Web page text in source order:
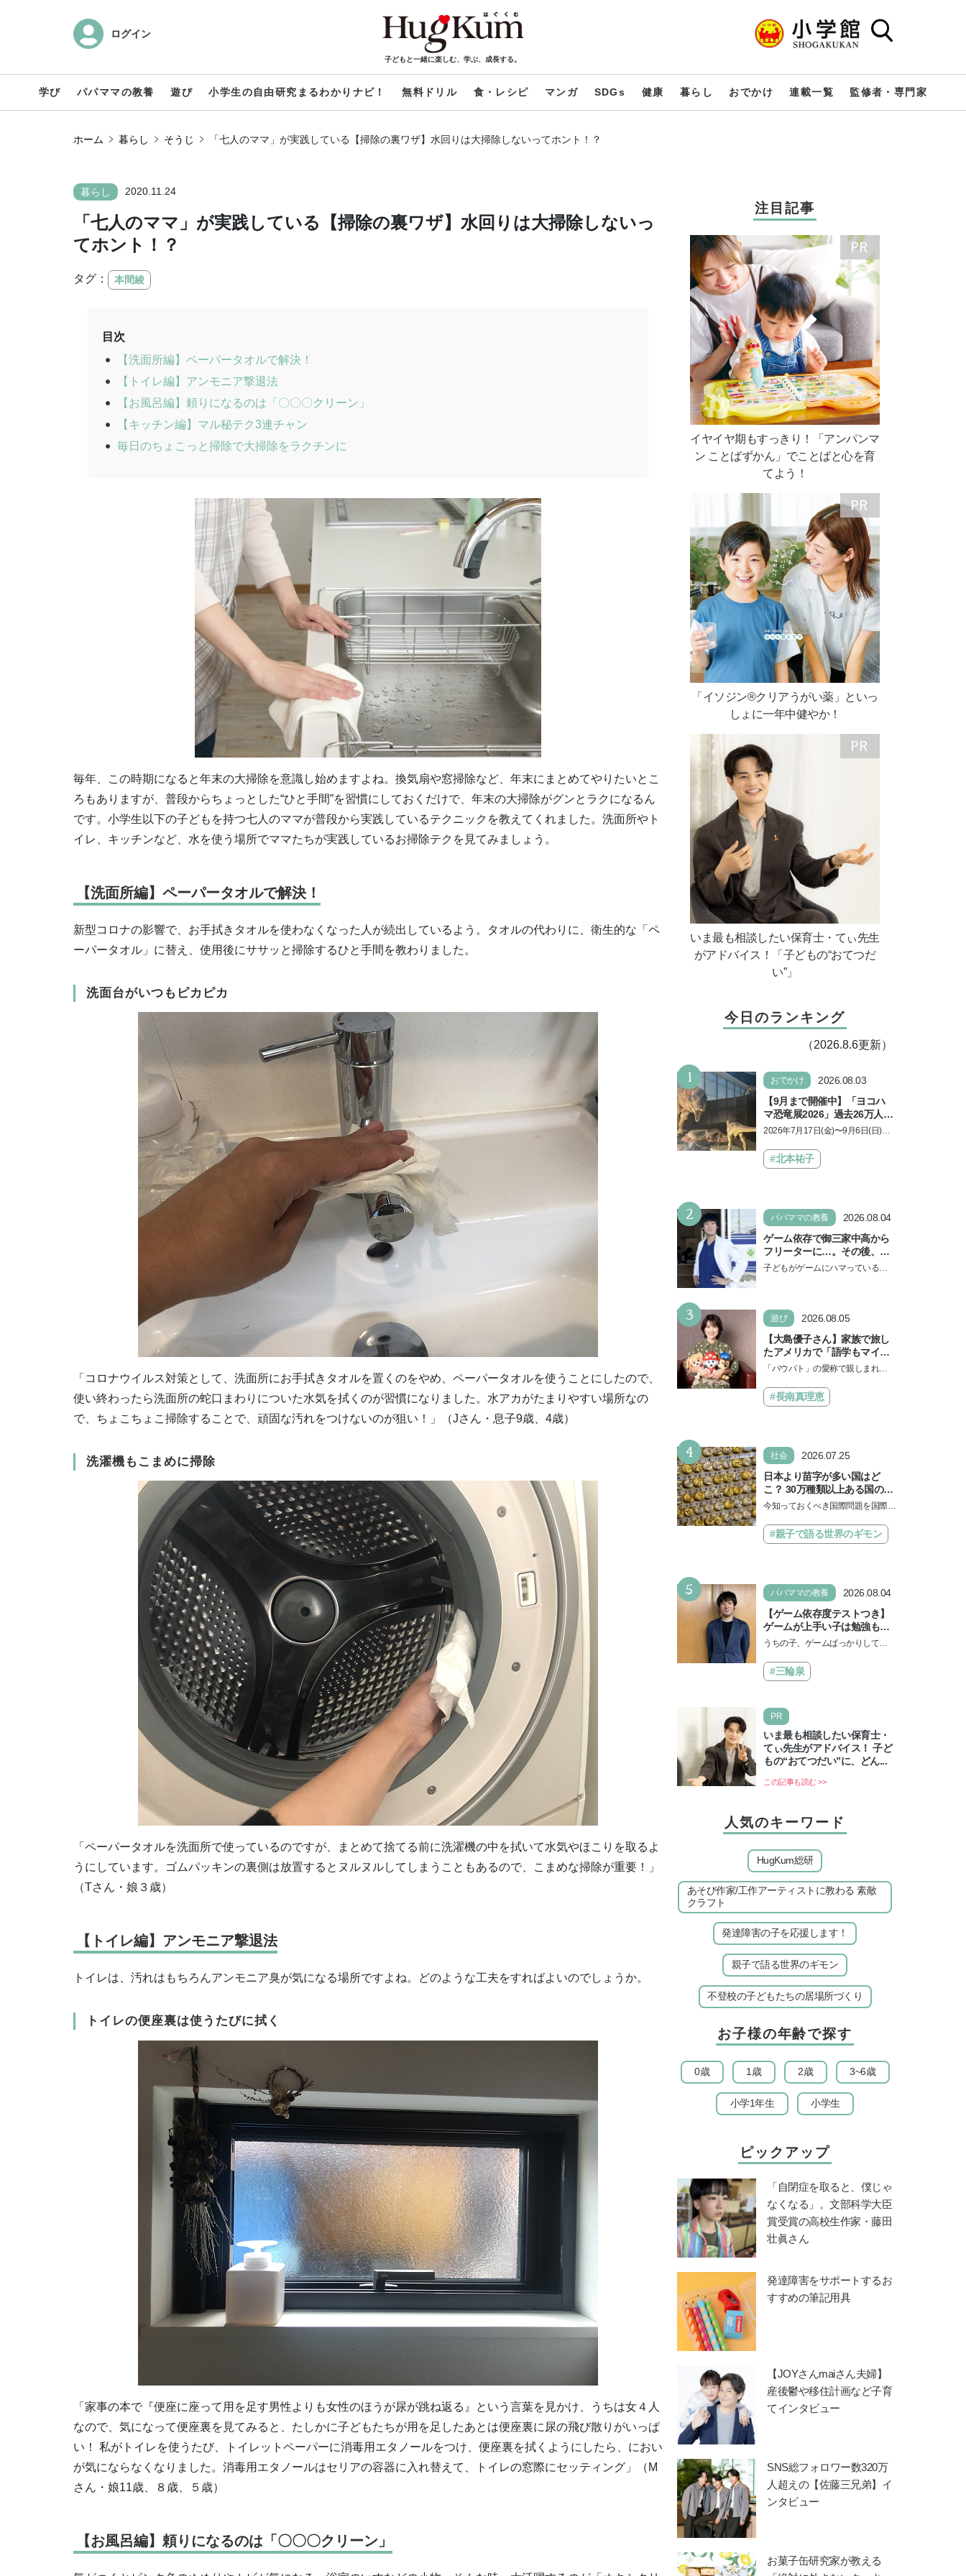
ログイン
子どもと一緒に楽しむ、学ぶ、成長する。
学び パパママの教養 遊び 小学生の自由研究まるわかりナビ！ 無料ドリル 食・レシピ マンガ SDGs 健康 暮らし おでかけ 連載一覧 監修者・専門家
ホーム 暮らし そうじ 「七人のママ」が実践している【掃除の裏ワザ】水回りは大掃除しないってホント！？
暮らし 2020.11.24
「七人のママ」が実践している【掃除の裏ワザ】水回りは大掃除しないっ
てホント！？
タグ： 本間綾
目次
【洗面所編】ペーパータオルで解決！
【トイレ編】アンモニア撃退法
【お風呂編】頼りになるのは「〇〇〇クリーン」
【キッチン編】マル秘テク3連チャン
毎日のちょこっと掃除で大掃除をラクチンに
毎年、この時期になると年末の大掃除を意識し始めますよね。換気扇や窓掃除など、年末にまとめてやりたいとこ
ろもありますが、普段からちょっとした“ひと手間”を習慣にしておくだけで、年末の大掃除がグンとラクになるん
です。小学生以下の子どもを持つ七人のママが普段から実践しているテクニックを教えてくれました。洗面所やト
イレ、キッチンなど、水を使う場所でママたちが実践しているお掃除テクを見てみましょう。
【洗面所編】ペーパータオルで解決！
新型コロナの影響で、お手拭きタオルを使わなくなった人が続出しているよう。タオルの代わりに、衛生的な「ペ
ーパータオル」に替え、使用後にササッと掃除するひと手間を教わりました。
洗面台がいつもピカピカ
「コロナウイルス対策として、洗面所にお手拭きタオルを置くのをやめ、ペーパータオルを使うことにしたので、
使い終わったら洗面所の蛇口まわりについた水気を拭くのが習慣になりました。水アカがたまりやすい場所なの
で、ちょこちょこ掃除することで、頑固な汚れをつけないのが狙い！」（Jさん・息子9歳、4歳）
洗濯機もこまめに掃除
「ペーパータオルを洗面所で使っているのですが、まとめて捨てる前に洗濯機の中を拭いて水気やほこりを取るよ
うにしています。ゴムパッキンの裏側は放置するとヌルヌルしてしまうこともあるので、こまめな掃除が重要！」
（Tさん・娘３歳）
【トイレ編】アンモニア撃退法
トイレは、汚れはもちろんアンモニア臭が気になる場所ですよね。どのような工夫をすればよいのでしょうか。
トイレの便座裏は使うたびに拭く
「家事の本で『便座に座って用を足す男性よりも女性のほうが尿が跳ね返る』という言葉を見かけ、うちは女４人
なので、気になって便座裏を見てみると、たしかに子どもたちが用を足したあとは便座裏に尿の飛び散りがいっぱ
い！ 私がトイレを使うたび、トイレットペーパーに消毒用エタノールをつけ、便座裏を拭くようにしたら、におい
が気にならなくなりました。消毒用エタノールはセリアの容器に入れ替えて、トイレの窓際にセッティング」（M
さん・娘11歳、８歳、５歳）
【お風呂編】頼りになるのは「〇〇〇クリーン」
注目記事
イヤイヤ期もすっきり！「アンパンマ
ン ことばずかん」でことばと心を育
てよう！
「イソジン®クリアうがい薬」といっ
しょに一年中健やか！
いま最も相談したい保育士・てぃ先生
がアドバイス！「子どもの“おてつだ
い”」
今日のランキング
（2026.8.6更新）
1 おでかけ
2026.08.03
【9月まで開催中】「ヨコハ
マ恐竜展2026」過去26万人を
動員した恐竜展が9年ぶりに
しむポイントを完全ガイド
2026年7月17日(金)〜9月6日(日)、
「ヨコハマ恐竜展2026〜恐竜の食
卓大図鑑〜」が開催…
#北本祐子
2 パパママの教養
2026.08.04
ゲーム依存で御三家中高から
フリーターに…。その後、医
学部へ逆転合格した現役医師
子どもがゲームにハマっている
3 遊び
2026.08.05
【大島優子さん】家族で旅し
たアメリカで「語学もマイン
ドも！ 子どもの成長はすごか
『パウ・パトロール ザ・ダイ
ノ・ムービー』ではあきらめ
「パウパト」の愛称で親しまれる
の劇場版シリーズ第3弾、映画『パ
ウ・パトロール ザ…
#長南真理恵
4 社会
2026.07.25
日本より苗字が多い国はど
こ？ 30万種類以上ある国の理
由とは【親子で語る国際問
今知っておくべき国際問題を国際政
る「親子で語る国際問題」。今回
は、苗字の種類…
#親子で語る世界のギモン
5 パパママの教養
2026.08.04
【ゲーム依存度テストつき】
ゲームが上手い子は勉強もで
きる？御三家中高卒でゲーマ
えるゲームしながら受験で勝
つためのメソッド
うちの子、ゲームばっかりしてい
言し、子どもとトラブルになる家
庭は多いもの。でも…
#三輪泉
PR
いま最も相談したい保育士・
てぃ先生がアドバイス！ 子ど
もの“おてつだい”に、どん...
この記事も読む >>
人気のキーワード
HugKum総研
あそび作家/工作アーティストに教わる 素敵
クラフト
発達障害の子を応援します！
親子で語る世界のギモン
不登校の子どもたちの居場所づくり
お子様の年齢で探す
0歳 1歳 2歳 3~6歳
小学1年生 小学生
ピックアップ
「自閉症を取ると、僕じゃ
なくなる」。文部科学大臣
賞受賞の高校生作家・藤田
壮眞さん
発達障害をサポートするお
すすめの筆記用具
【JOYさんmaiさん夫婦】
産後鬱や移住計画など子育
てインタビュー
SNS総フォロワー数320万
人超えの【佐藤三兄弟】イ
ンタビュー
お菓子缶研究家が教える